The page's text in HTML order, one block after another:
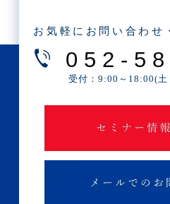
・2025年4月(1記事)
・2025年2月(3記事)
・2025年1月(1記事)
お気軽にお問い合わせ
052-
受付：9:00～18:00(土